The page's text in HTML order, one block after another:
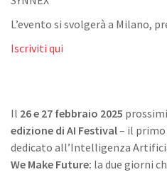
L’evento si svolgerà a Milano,
Iscriviti qui
Il 26 e 27 febbraio 2025
edizione di AI Festival– il
dedicato all’Intelligenza
We Make Future: la due giorni